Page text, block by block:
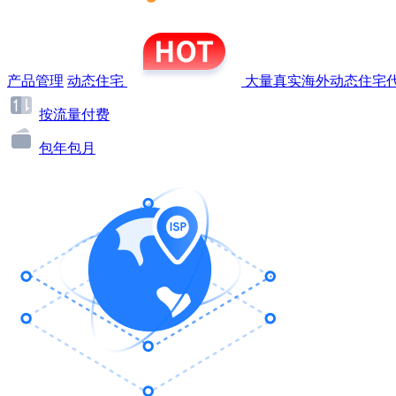
产品管理 动态住宅 大量真实海外动态住宅
按流量付费
包年包月